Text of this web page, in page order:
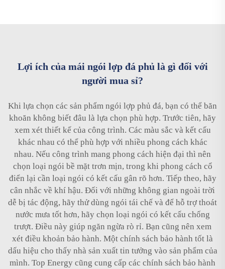
Lợi ích của mái ngói lợp đá phủ là gì đối với
người mua sỉ?
Khi lựa chọn các sản phẩm ngói lợp phủ đá, bạn có thể băn
khoăn không biết đâu là lựa chọn phù hợp. Trước tiên, hãy
xem xét thiết kế của công trình. Các màu sắc và kết cấu
khác nhau có thể phù hợp với nhiều phong cách khác
nhau. Nếu công trình mang phong cách hiện đại thì nên
chọn loại ngói bề mặt trơn mịn, trong khi phong cách cổ
điển lại cần loại ngói có kết cấu gân rõ hơn. Tiếp theo, hãy
cân nhắc về khí hậu. Đối với những không gian ngoài trời
dễ bị tác động, hãy thử dùng ngói tái chế và để hỗ trợ thoát
nước mưa tốt hơn, hãy chọn loại ngói có kết cấu chống
trượt. Điều này giúp ngăn ngừa rò rỉ. Bạn cũng nên xem
xét điều khoản bảo hành. Một chính sách bảo hành tốt là
dấu hiệu cho thấy nhà sản xuất tin tưởng vào sản phẩm của
mình. Top Energy cũng cung cấp các chính sách bảo hành